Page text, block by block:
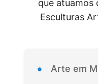
que atuamos
Esculturas
• Arte em